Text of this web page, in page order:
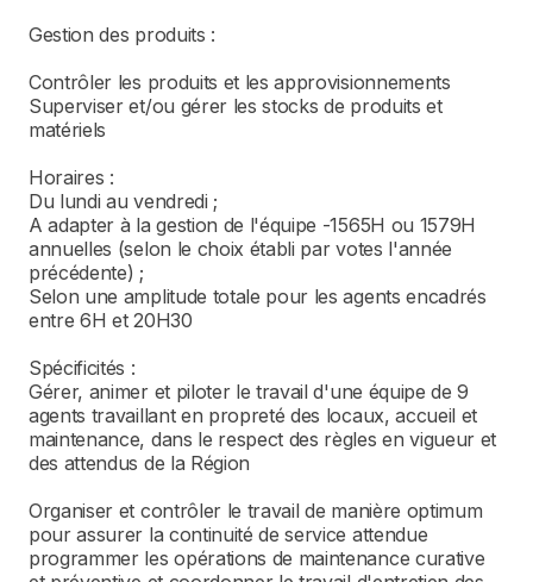
Gestion des produits :
Contrôler les produits et les approvisionnements
Superviser et/ou gérer les stocks de produits et
matériels
Horaires :
Du lundi au vendredi ;
A adapter à la gestion de l'équipe -1565H ou 1579H
annuelles (selon le choix établi par votes l'année
précédente) ;
Selon une amplitude totale pour les agents encadrés
entre 6H et 20H30
Spécificités :
Gérer, animer et piloter le travail d'une équipe de 9
agents travaillant en propreté des locaux, accueil et
maintenance, dans le respect des règles en vigueur et
des attendus de la Région
Organiser et contrôler le travail de manière optimum
pour assurer la continuité de service attendue
programmer les opérations de maintenance curative